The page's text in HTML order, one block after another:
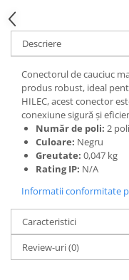
Sisteme asistență
Procesoare &
Efecte Lumini
Lumini de scenă
Proiectoare (LED fixe)
Lumini Teatru
Proiectoare PAR
Accesorii
Moving Spot
Moving Wash
Moving Beam
Descriere
Conectorul de cauciuc
produs robust, ideal
HILEC, acest conector
conexiune sigură și
Număr de poli: 2
Culoare: Negru
Greutate: 0,047 kg
Rating IP: N/A
Informatii conformitate
Caracteristici
Review-uri(0)